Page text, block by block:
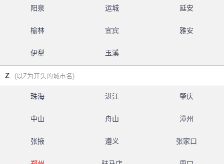
阳泉 运城 延安
榆林 宜宾 雅安
伊犁 玉溪
Z (以Z为开头的城市名)
珠海 湛江 肇庆
中山 舟山 漳州
张掖 遵义 张家口